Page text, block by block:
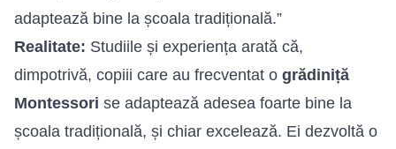
adaptează bine la școala tradițională.”
Realitate: Studiile și experiența arată că,
dimpotrivă, copiii care au frecventat o grădiniță
Montessori se adaptează adesea foarte bine la
școala tradițională, și chiar excelează. Ei dezvoltă o